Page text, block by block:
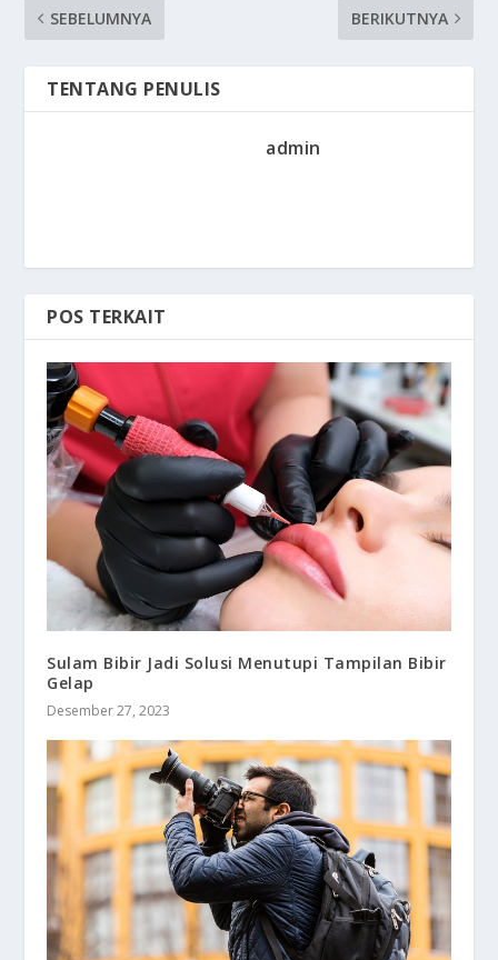
SEBELUMNYA
BERIKUTNYA
TENTANG PENULIS
admin
POS TERKAIT
Sulam Bibir Jadi Solusi Menutupi Tampilan Bibir
Gelap
Desember 27, 2023